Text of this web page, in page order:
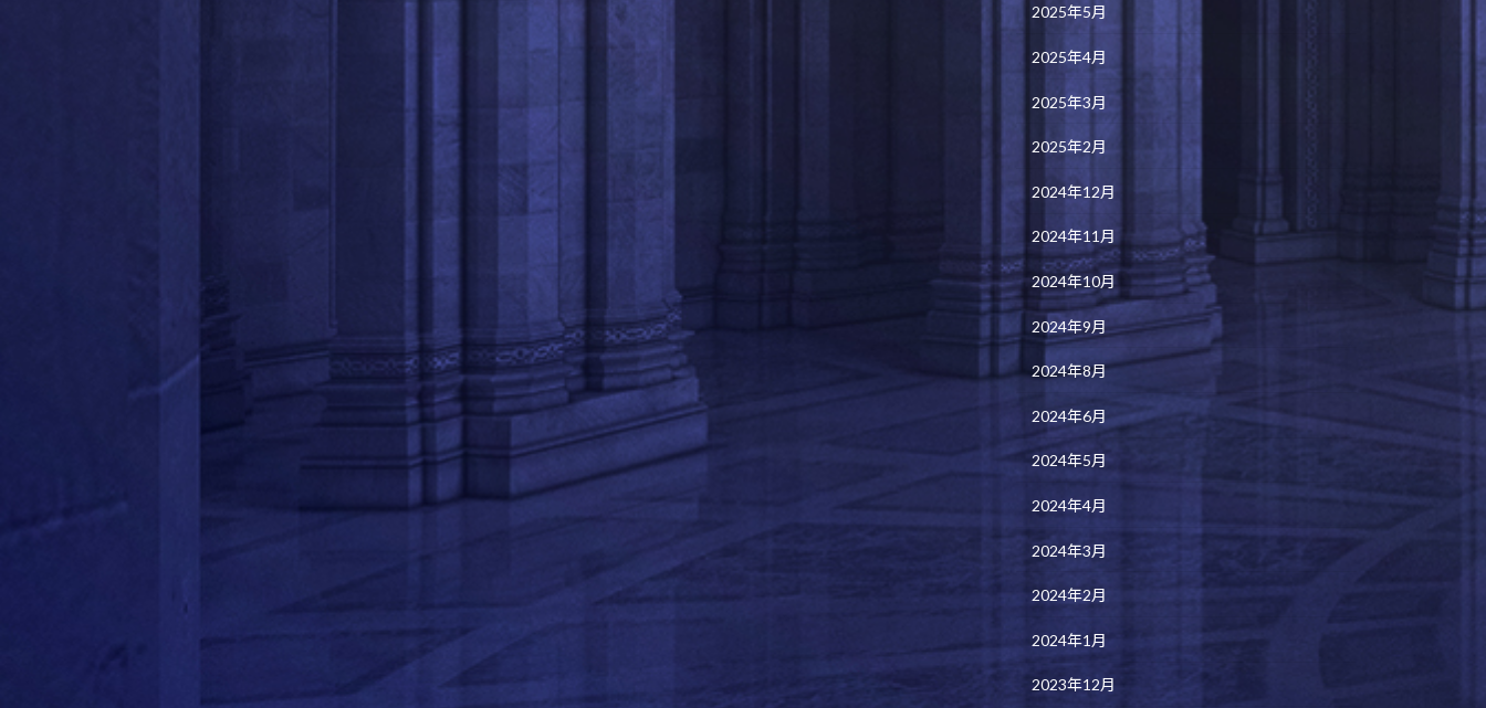
2025年5月
2025年4月
2025年3月
2025年2月
2024年12月
2024年11月
2024年10月
2024年9月
2024年8月
2024年6月
2024年5月
2024年4月
2024年3月
2024年2月
2024年1月
2023年12月